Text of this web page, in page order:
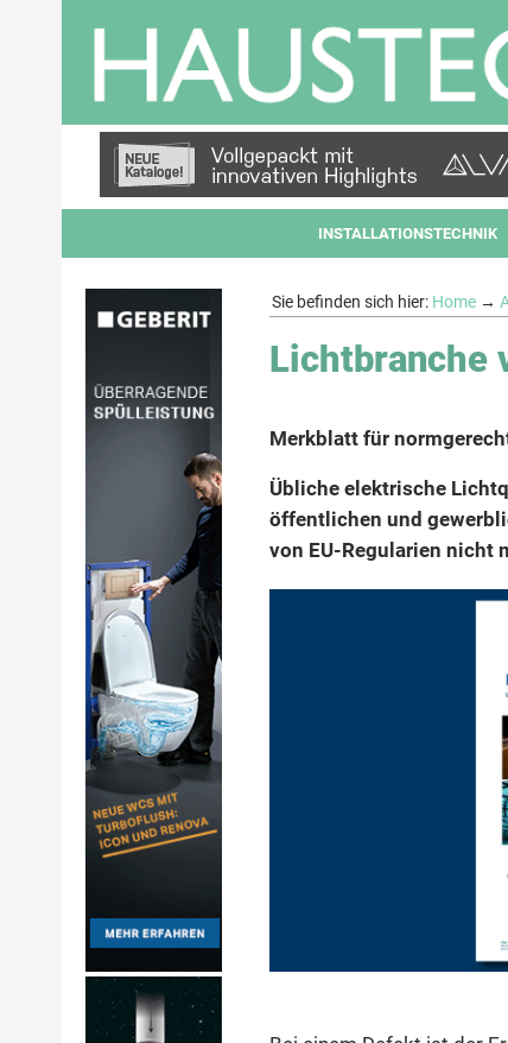
INSTALLATIONSTECHNIK
Sie befinden sich hier: Home →
Lichtbranche
Merkblatt für
Übliche elektrische
öffentlichen und
von EU-Regularien nicht